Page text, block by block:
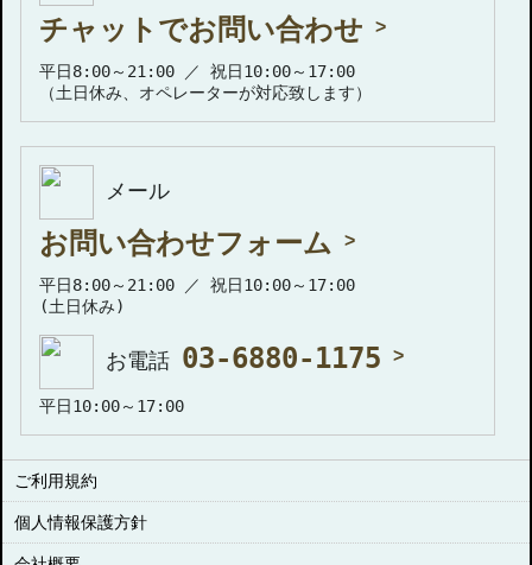
チャットでお問い合わせ
平日8:00～21:00 ／ 祝日10:00～17:00
（土日休み、オペレーターが対応致します）
メール
お問い合わせフォーム
平日8:00～21:00 ／ 祝日10:00～17:00
(土日休み)
お電話 03-6880-1175
平日10:00～17:00
ご利用規約
個人情報保護方針